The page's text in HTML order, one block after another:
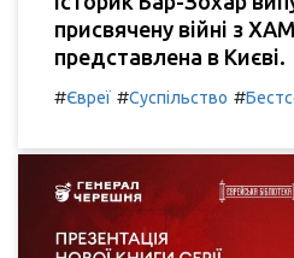
присвячену війні з
представлена в Києві.
#Євреї #Суспільство #